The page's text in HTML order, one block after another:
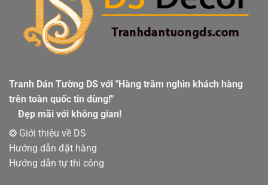
Tranh Dán Tường DS với "Hàng trăm nghìn khách hàng
trên toàn quốc tin dùng!"
Đẹp mãi với không gian!
❂ Giới thiệu về DS
Hướng dẫn đặt hàng
Hướng dẫn tự thi công